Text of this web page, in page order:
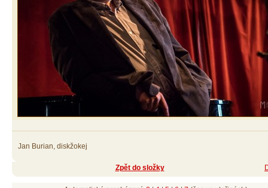
Jan Burian, diskžokej
Zpět do složky